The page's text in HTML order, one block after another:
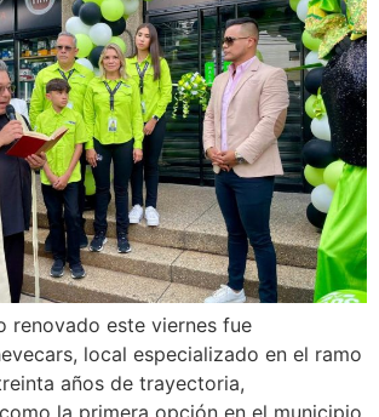
renovado este viernes fue
local especializado en el ramo
años de trayectoria,
la primera opción en el municipio